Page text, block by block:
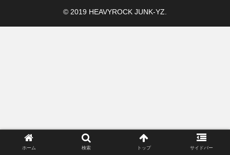
© 2019 HEAVYROCK JUNK-YZ.
ホーム 検索 トップ サイドバー